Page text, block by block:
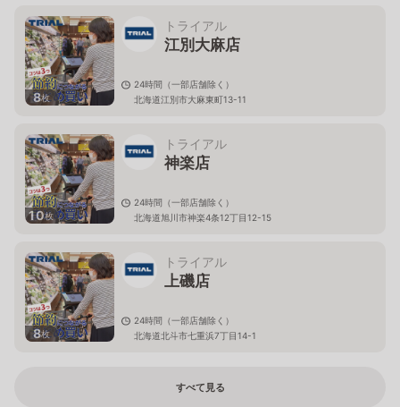
8枚
トライアル
江別大麻店
24時間（一部店舗除く）
北海道江別市大麻東町13-11
10枚
トライアル
神楽店
24時間（一部店舗除く）
北海道旭川市神楽4条12丁目12-15
8枚
トライアル
上磯店
24時間（一部店舗除く）
北海道北斗市七重浜7丁目14-1
すべて見る